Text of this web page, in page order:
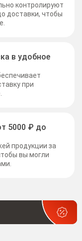
контролируют
доставки, чтобы
в удобное
при
5000 ₽ до
продукции за
вы могли